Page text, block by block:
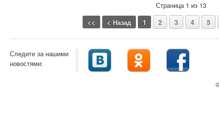
Страница 1 из 13
<<
< Назад 1 2 3 4 5
Следите за нашими
новостями: